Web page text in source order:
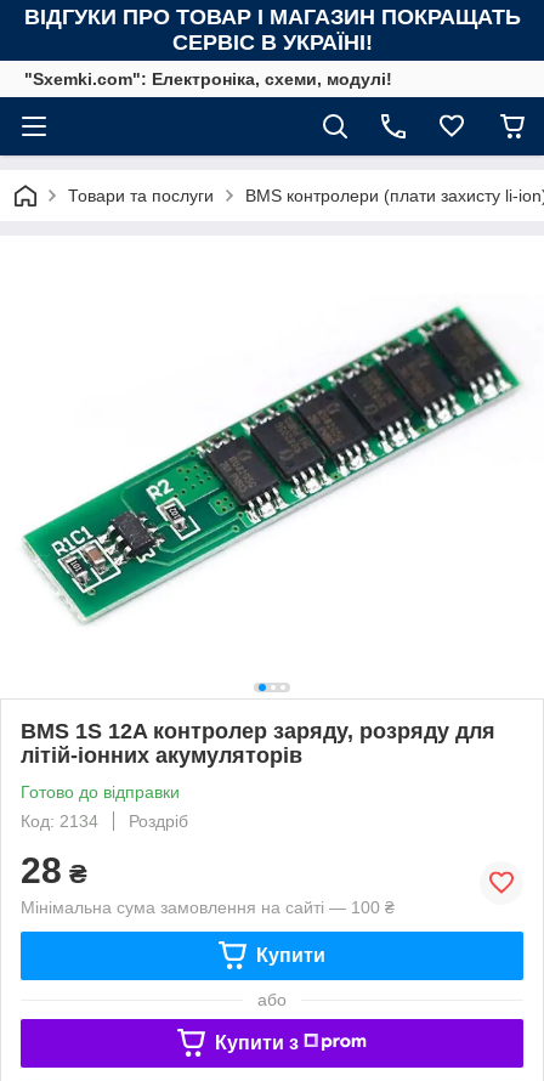
ВІДГУКИ ПРО ТОВАР І МАГАЗИН ПОКРАЩАТЬ
СЕРВІС В УКРАЇНІ!
"Sxemki.com": Електроніка, схеми, модулі!
Товари та послуги BMS контролери (плати захисту li-
BMS 1S 12A контролер заряду, розряду для
літій-іонних акумуляторів
Готово до відправки
Код: 2134
Роздріб
28 ₴
Мінімальна сума замовлення на сайті — 100 ₴
Купити
або
Купити з